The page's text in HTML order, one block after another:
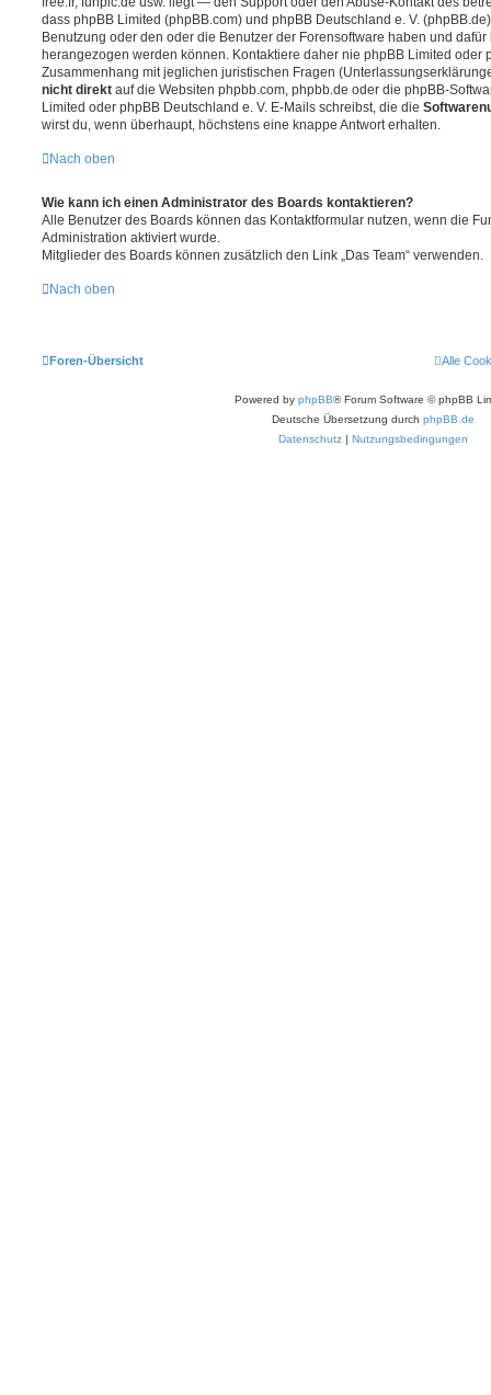
dass phpBB Limited (phpBB.com) und phpBB Deutschland e. V.
Benutzung oder den oder die Benutzer der Forensoftware haben und
herangezogen werden können. Kontaktiere daher nie phpBB Limited oder
Zusammenhang mit jeglichen juristischen Fragen
nicht direkt auf die Websiten phpbb.com, phpbb.de oder die phpBB-
Limited oder phpBB Deutschland e. V. E-Mails schreibst, die die
wirst du, wenn überhaupt, höchstens eine knappe Antwort erhalten.
Nach oben
Wie kann ich einen Administrator des Boards kontaktieren?
Alle Benutzer des Boards können das Kontaktformular nutzen, wenn die
Administration aktiviert wurde.
Mitglieder des Boards können zusätzlich den Link „Das Team“ verwenden.
Nach oben
Foren-Übersicht Alle
Powered by phpBB® Forum Software © phpBB
Deutsche Übersetzung durch phpBB.de
Datenschutz | Nutzungsbedingungen